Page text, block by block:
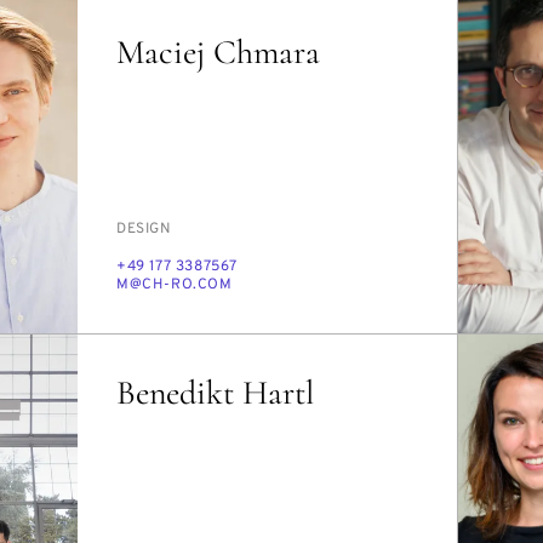
Maciej Chmara
PERSON_RESEARCH_SUBJECT
DE­SIGN
TELEFON
+49 177 3387567
E-
M@CH-RO.COM
Benedikt Hartl